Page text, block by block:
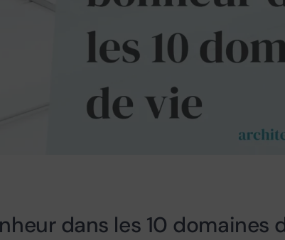
dans les 10 domaines